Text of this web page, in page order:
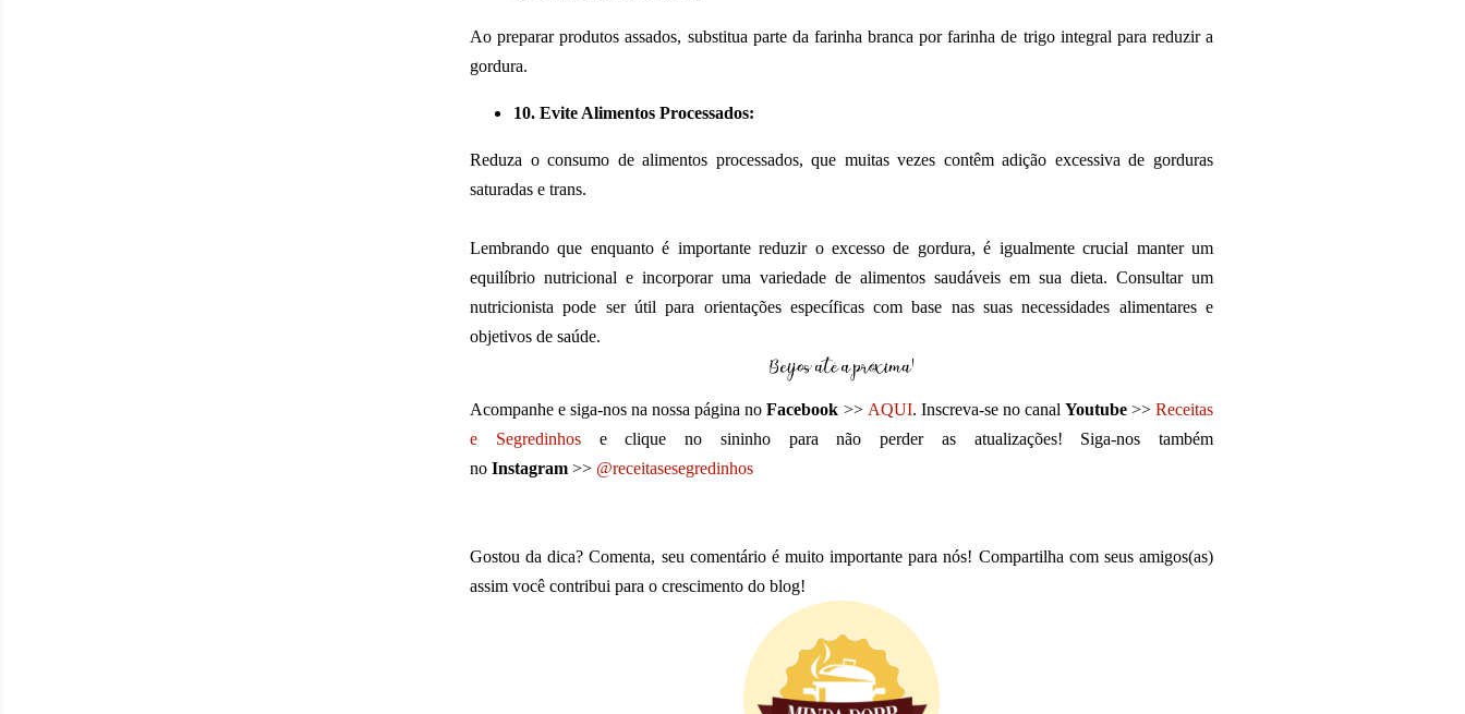
Ao preparar produtos assados, substitua parte da farinha branca por farinha de trigo integral para reduzir a
gordura.
10. Evite Alimentos Processados:
Reduza o consumo de alimentos processados, que muitas vezes contêm adição excessiva de gorduras
saturadas e trans.
Lembrando que enquanto é importante reduzir o excesso de gordura, é igualmente crucial manter um
equilíbrio nutricional e incorporar uma variedade de alimentos saudáveis em sua dieta. Consultar um
nutricionista pode ser útil para orientações específicas com base nas suas necessidades alimentares e
objetivos de saúde.
Acompanhe e siga-nos na nossa página noFacebook >> AQUI. Inscreva-se no canal Youtube>>Receitas
e Segredinhose clique no sininho para não perder as atualizações! Siga-nos também
no Instagram >> @receitasesegredinhos
Gostou da dica? Comenta, seu comentário é muito importante para nós! Compartilha com seus amigos(as)
assim você contribui para o crescimento do blog!